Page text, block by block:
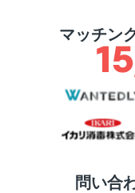
マッチン
問い合